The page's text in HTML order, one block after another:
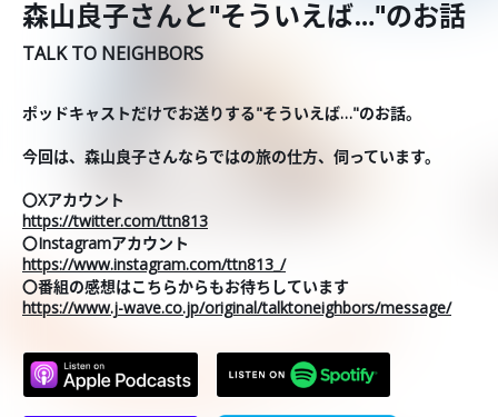
森山良子さんと"そういえば…"のお話
TALK TO NEIGHBORS
ポッドキャストだけでお送りする"そういえば…"のお話。
今回は、森山良子さんならではの旅の仕方、伺っています。
〇Xアカウント
https://twitter.com/ttn813
〇Instagramアカウント
https://www.instagram.com/ttn813_/
〇番組の感想はこちらからもお待ちしています
https://www.j-wave.co.jp/original/talktoneighbors/message/